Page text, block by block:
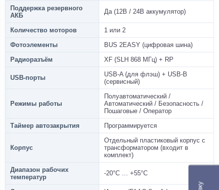
Поддержка резервного
АКБ
Да (12В / 24В аккумулятор)
Количество моторов
1 или 2
Фотоэлементы
BUS 2EASY (цифровая шина)
Радиоразъём
XF (SLH 868 МГц) + RP
USB-порты
USB-A (для флэш) + USB-B
(сервисный)
Режимы работы
Полуавтоматический /
Автоматический / Безопасность /
Пошаговые / Оператор
Таймер автозакрытия
Программируется
Корпус
Отдельный пластиковый корпус с
трансформатором (входит в
комплект)
Диапазон рабочих
температур
-20°C … +55°C